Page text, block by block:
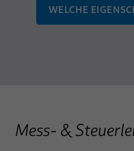
WELCHE
Mess- &